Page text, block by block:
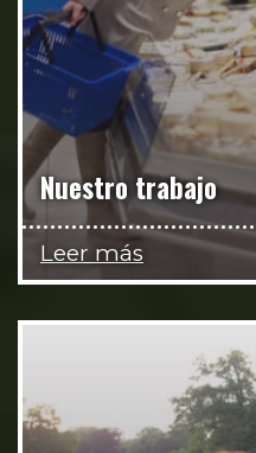
Nuestro trabajo
Leer más